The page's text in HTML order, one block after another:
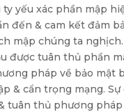
ty yếu xác phần mập
đến & cam kết đảm
mập chúng ta
được tuân thủ phần
pháp về bảo mật
& cẩn trọng mạng. Sự
tuân thủ phương